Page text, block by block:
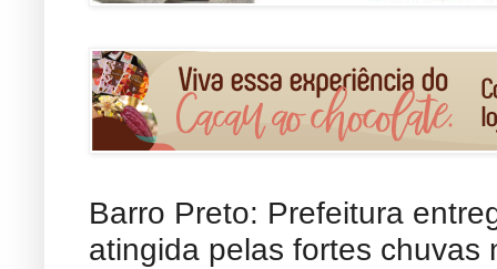
Barro Preto: Prefeitura
atingida pelas fortes chuvas